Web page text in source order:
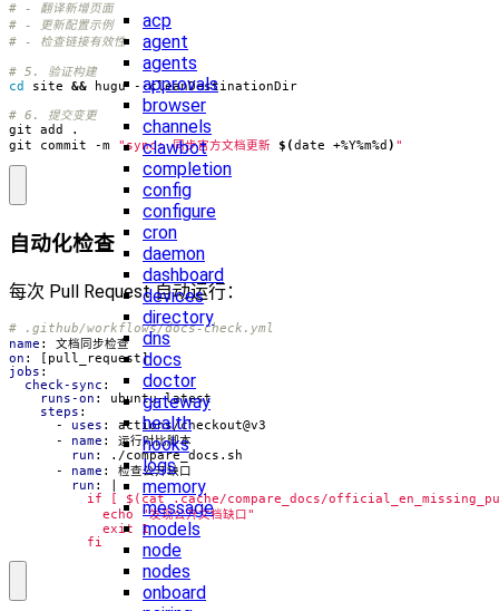
acp
agent
agents
approvals
browser
channels
clawbot
completion
config
configure
cron
daemon
dashboard
devices
directory
dns
docs
doctor
gateway
health
hooks
logs
memory
message
models
node
nodes
onboard
# - 翻译新增页面
# - 更新配置示例
# - 检查链接有效性
# 5. 验证构建
cd
site &&
# 6. 提交变更
git commit -m "sync: 同步官方文档更新 $(date +%Y%m%d ) "
自动化检查
每次 Pull Request 自动运行：
# .github/workflows/docs-check.yml
name :
文档同步检查
on :
pull_request]
jobs :
check-sync :
runs-on :
ubuntu-latest
steps :
- uses :
actions/checkout@v3
- name :
运行对比脚本
run :
./compare_docs.sh
- name :
检查公开缺口
run :
          fi